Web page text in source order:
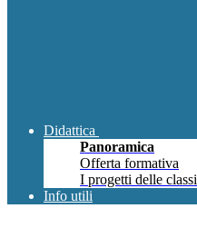
Didattica
Panoramica
Offerta formativa
I progetti delle classi
Info utili